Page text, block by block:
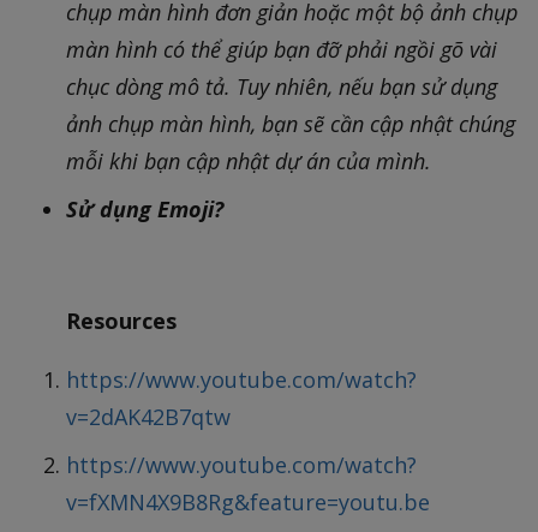
chụp màn hình đơn giản hoặc một bộ ảnh chụp
màn hình có thể giúp bạn đỡ phải ngồi gõ vài
chục dòng mô tả. Tuy nhiên, nếu bạn sử dụng
ảnh chụp màn hình, bạn sẽ cần cập nhật chúng
mỗi khi bạn cập nhật dự án của mình.
Sử dụng Emoji?
Resources
https://www.youtube.com/watch?
v=2dAK42B7qtw
https://www.youtube.com/watch?
v=fXMN4X9B8Rg&feature=youtu.be